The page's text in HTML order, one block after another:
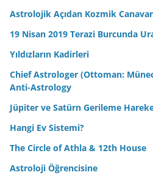
Astrolojik Açıdan Kozmik
19 Nisan 2019 Terazi Burcunda
Yıldızların Kadirleri
Chief Astrologer (Ottoman:
Anti-Astrology
Jüpiter ve Satürn Gerileme
Hangi Ev Sistemi?
The Circle of Athla & 12th House
Astroloji Öğrencisine